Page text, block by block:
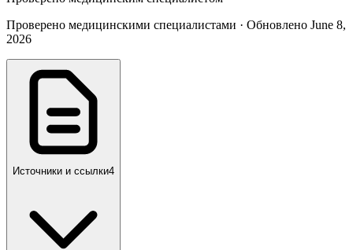
Проверено медицинскими специалистами · Обновлено June 8,
2026
Источники и ссылки4